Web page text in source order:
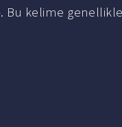
Bu kelime genellikle